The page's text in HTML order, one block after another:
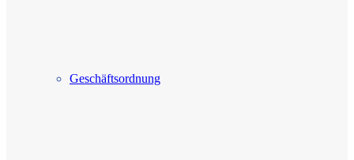
Geschäftsordnung